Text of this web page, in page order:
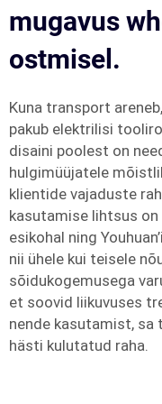
mugavus
ostmisel.
Kuna transport areneb,
pakub elektrilisi
disaini poolest on
hulgimüüjatele
klientide vajaduste
kasutamise lihtsus
esikohal ning
nii ühele kui teisele
sõidukogemusega
et soovid liikuvuses
nende kasutamist, sa
hästi kulutatud raha.